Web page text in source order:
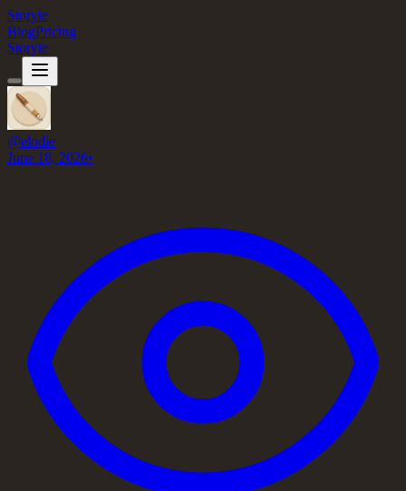
Storyie
BlogPricing
Storyie
@elodie
June 18, 2026•